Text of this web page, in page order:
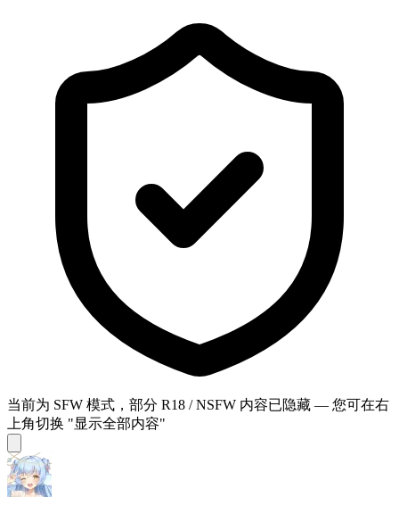
当前为 SFW 模式，部分 R18 / NSFW 内容已隐藏 — 您可在右
上角切换 "显示全部内容"